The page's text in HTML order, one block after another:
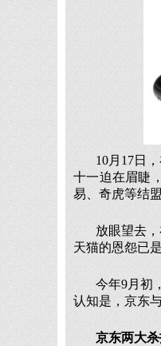
10月17日
十一迫在眉睫
易、奇虎等结盟
放眼望去
天猫的恩怨已
今年9月初
认知是，京东
京东两大